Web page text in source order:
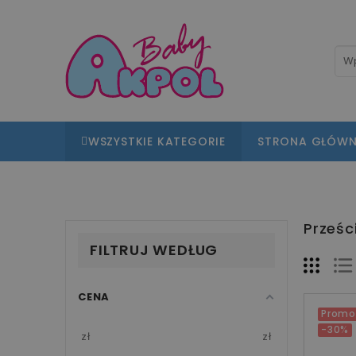
WSZYSTKIE KATEGORIE STRONA
FILTRUJ WEDŁUG
CENA
zł zł
-30%